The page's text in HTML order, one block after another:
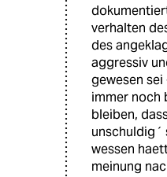
verhalten
des
aggressiv
gewesen
immer noch
bleiben,
unschuldig´
wessen
meinung